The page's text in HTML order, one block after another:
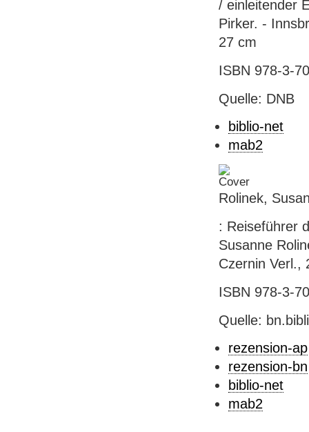
/ einleitender
Pirker. -
27 cm
ISBN 978-3-
Quelle: DNB
biblio-net
mab2
Rolinek,
: Reiseführer
Susanne
Czernin Verl.,
ISBN 978-3-
Quelle:
rezension-ap
rezension-bn
biblio-net
mab2